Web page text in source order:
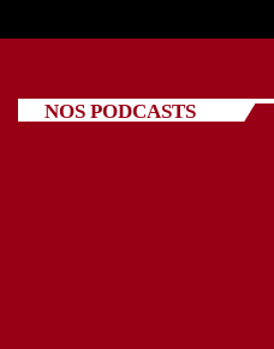
NOS PODCASTS